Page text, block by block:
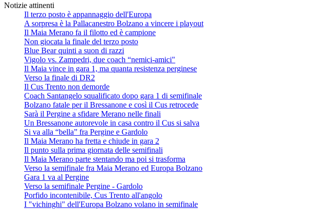
Notizie attinenti
Il terzo posto è appannaggio dell'Europa
A sorpresa è la Pallacanestro Bolzano a vincere i playout
Il Maia Merano fa il filotto ed è campione
Non giocata la finale del terzo posto
Blue Bear quinti a suon di razzi
Vigolo vs. Zampedri, due coach “nemici-amici"
Il Maia vince in gara 1, ma quanta resistenza perginese
Verso la finale di DR2
Il Cus Trento non demorde
Coach Santangelo squalificato dopo gara 1 di semifinale
Bolzano fatale per il Bressanone e così il Cus retrocede
Sarà il Pergine a sfidare Merano nelle finali
Un Bressanone autorevole in casa contro il Cus si salva
Si va alla “bella” fra Pergine e Gardolo
Il Maia Merano ha fretta e chiude in gara 2
Il punto sulla prima giornata delle semifinali
Il Maia Merano parte stentando ma poi si trasforma
Verso la semifinale fra Maia Merano ed Europa Bolzano
Gara 1 va al Pergine
Verso la semifinale Pergine - Gardolo
Porfido incontenibile, Cus Trento all'angolo
I "vichinghi" dell'Europa Bolzano volano in semifinale